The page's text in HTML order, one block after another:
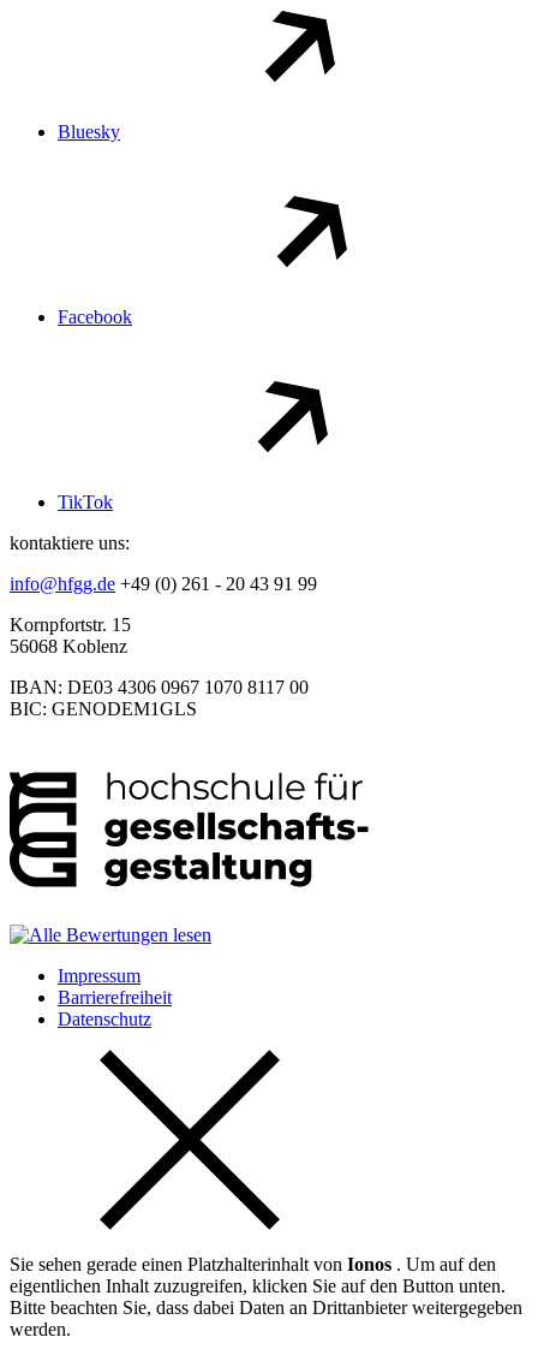
Bluesky
Facebook
TikTok
kontaktiere uns:
info@hfgg.de +49 (0) 261 - 20 43 91 99
Kornpfortstr. 15
56068 Koblenz
IBAN: DE03 4306 0967 1070 8117 00
BIC: GENODEM1GLS
Impressum
Barrierefreiheit
Datenschutz
Sie sehen gerade einen Platzhalterinhalt von Ionos . Um auf den
eigentlichen Inhalt zuzugreifen, klicken Sie auf den Button unten.
Bitte beachten Sie, dass dabei Daten an Drittanbieter weitergegeben
werden.